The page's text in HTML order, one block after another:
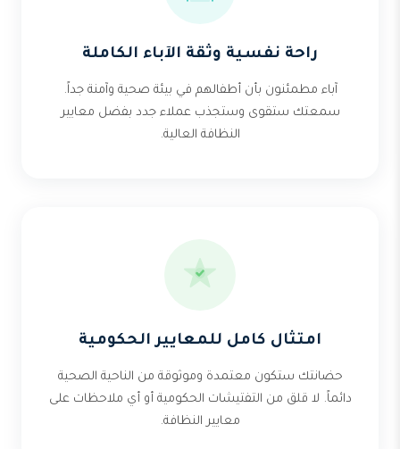
راحة نفسية وثقة الآباء الكاملة
آباء مطمئنون بأن أطفالهم في بيئة صحية وآمنة جداً.
سمعتك ستقوى وستجذب عملاء جدد بفضل معايير
النظافة العالية.
امتثال كامل للمعايير الحكومية
حضانتك ستكون معتمدة وموثوقة من الناحية الصحية
دائماً. لا قلق من التفتيشات الحكومية أو أي ملاحظات على
معايير النظافة.